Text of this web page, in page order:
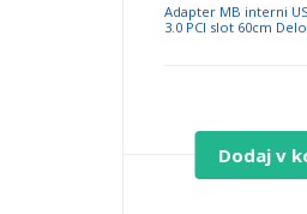
Adapter MB interni
3.0 PCI slot 60cm
Dodaj v